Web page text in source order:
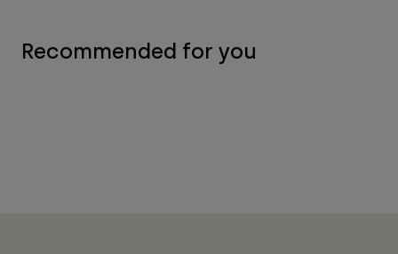
Recommended for you